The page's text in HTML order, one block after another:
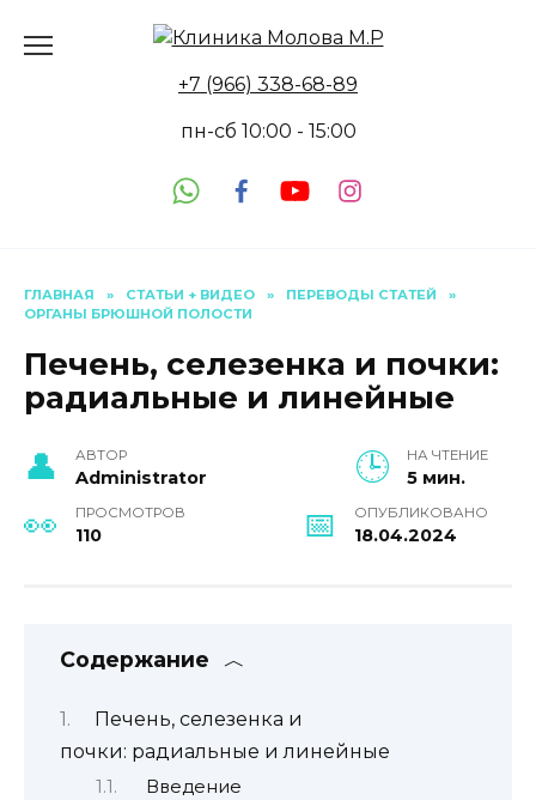
+7 (966) 338-68-89
пн-сб 10:00 - 15:00
ГЛАВНАЯ » СТАТЬИ + ВИДЕО » ПЕРЕВОДЫ СТАТЕЙ
»
ОРГАНЫ БРЮШНОЙ ПОЛОСТИ
Печень, селезенка и почки:
радиальные и линейные
АВТОР
Administrator
НА ЧТЕНИЕ
5 мин.
ПРОСМОТРОВ
110
ОПУБЛИКОВАНО
18.04.2024
Содержание
Печень, селезенка и
почки: радиальные и линейные
Введение